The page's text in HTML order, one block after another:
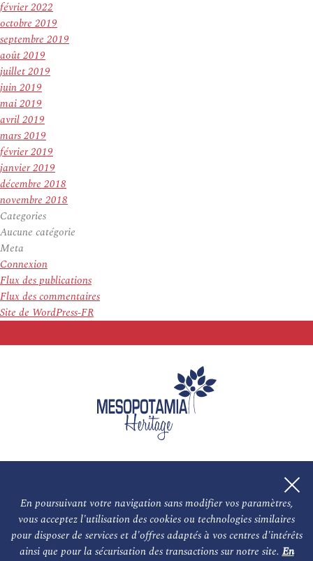
En poursuivant votre navigation sans modifier vos paramètres,
vous acceptez l'utilisation des cookies ou technologies similaires
pour disposer de services et d'offres adaptés à vos centres d'intérêts
ainsi que pour la sécurisation des transactions sur notre site.En
février 2022
octobre 2019
septembre 2019
août 2019
juillet 2019
juin 2019
mai 2019
avril 2019
mars 2019
février 2019
janvier 2019
décembre 2018
novembre 2018
Categories
Aucune catégorie
Meta
Connexion
Flux des publications
Flux des commentaires
Site de WordPress-FR
L'association NOS PARTENAIRES
Le conseil scientifique et nos experts Les auteurs